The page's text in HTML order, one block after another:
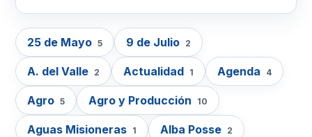
25 de Mayo 5 9 de Julio 2
A. del Valle 2 Actualidad 1 Agenda 4
Agro 5 Agro y Producción 10
Aguas Misioneras 1 Alba Posse 2